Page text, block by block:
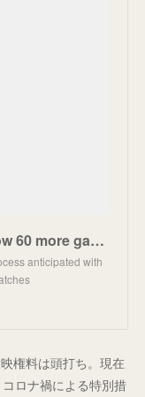
Premier League expected to show 60 more games live on TV
anticipated with
権料は頭打ち。現在
ロナ禍による特別措